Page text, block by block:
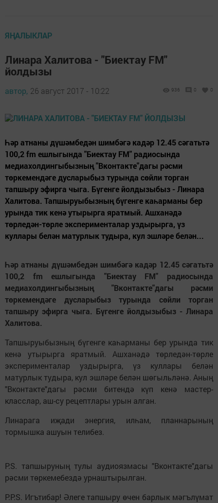
ЯҢАЛЫКЛАР
Линара Халитова - "Биектау FM"
йолдызы
автор, 26 август 2017 - 10:22 936 0 0
Һәр атнаны дүшәмбедән шимбәгә кадәр 12.45 сәгатьтә
100,2 fm ешлыгында "Биектау FM" радиосында
медиахолдингыбызның "Вконтакте"дагы рәсми
төркемендәге дусларыбыз турында сөйли торган
тапшыру эфирга чыга. Бүгенге йолдызыбыз - Линара
Халитова. Тапшыруыбызның бүгенге каһарманы бер
урында тик кенә утырырга яратмый. Ашханәдә
төрледән-төрле эксперименталар уздырырга, үз
куллары белән матурлык тудыра, кул эшләре белән...
Һәр атнаны дүшәмбедән шимбәгә кадәр 12.45 сәгатьтә
100,2 fm ешлыгында "Биектау FM" радиосында
медиахолдингыбызның "Вконтакте"дагы рәсми
төркемендәге дусларыбыз турында сөйли торган
тапшыру эфирга чыга. Бүгенге йолдызыбыз - Линара
Халитова.
Тапшыруыбызның бүгенге каһарманы бер урында тик
кенә утырырга яратмый. Ашханәдә төрледән-төрле
эксперименталар уздырырга, үз куллары белән
матурлык тудыра, кул эшләре белән шөгыльләнә. Аның
"Вконтакте"дагы рәсми битендә күп кенә мастер-
класслар, аш-су рецептлары урын алган.
Линарага иҗади энергия, илһам, планнарының
тормышка ашуын телибез.
P.S. тапшыруның тулы аудиоязмасы "Вконтакте"дагы
рәсми төркемебездә урнаштырылган.
P.P.S. Игътибар! Әлеге тапшыру өчен барлык мәгълүмат